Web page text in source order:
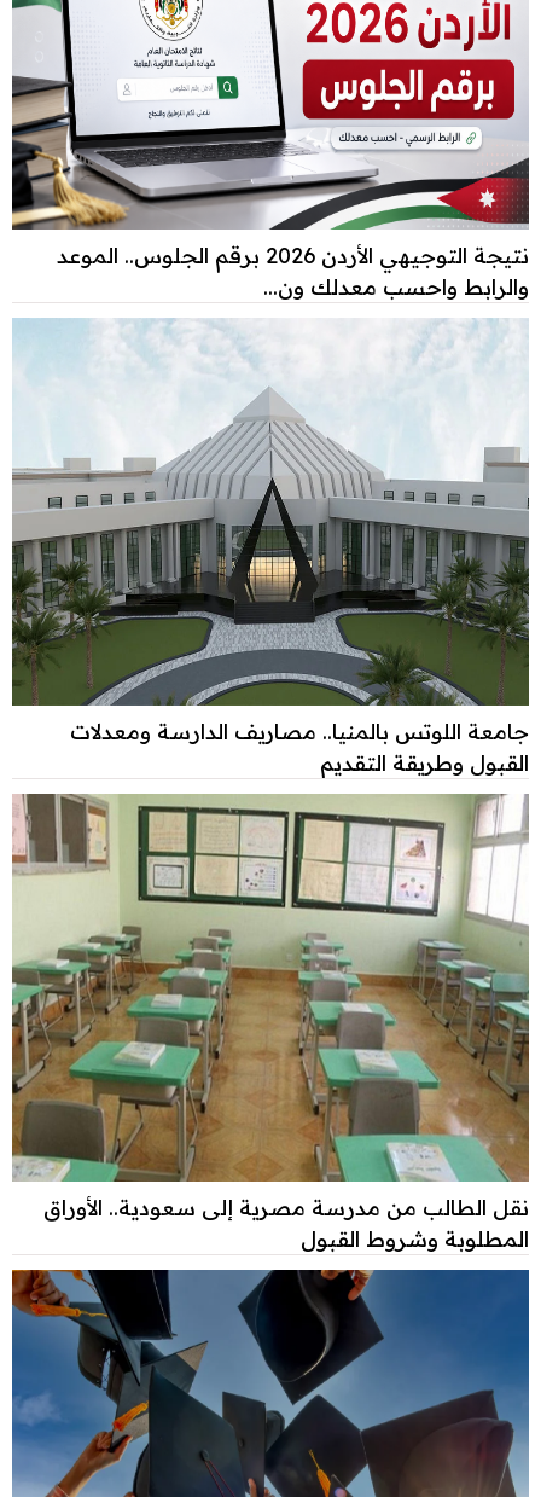
نتيجة التوجيهي الأردن 2026 برقم الجلوس.. الموعد
والرابط واحسب معدلك ون...
جامعة اللوتس بالمنيا.. مصاريف الدارسة ومعدلات
القبول وطريقة التقديم
نقل الطالب من مدرسة مصرية إلى سعودية.. الأوراق
المطلوبة وشروط القبول